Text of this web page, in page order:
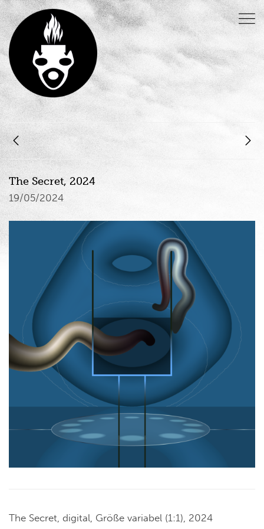
The Secret, 2024
19/05/2024
The Secret, digital, Größe variabel (1:1), 2024